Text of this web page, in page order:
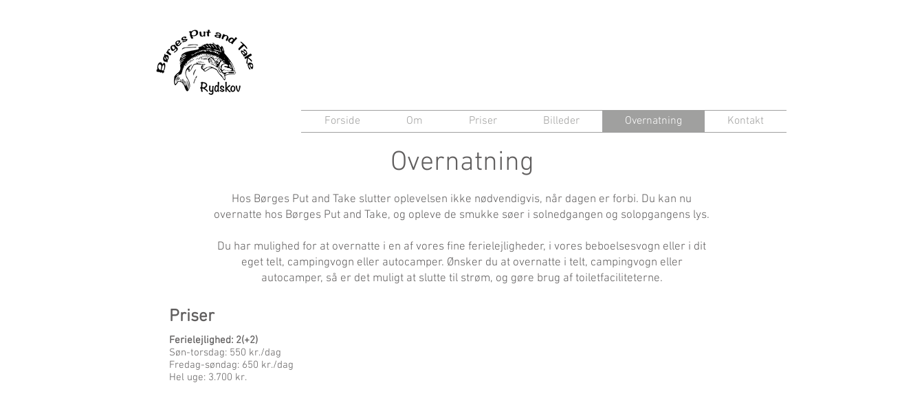
Forside Om Priser Billeder Overnatning Kontakt
Overnatning
Hos Børges Put and Take slutter oplevelsen ikke nødvendigvis, når dagen er forbi. Du kan nu
overnatte hos Børges Put and Take, og opleve de smukke søer i solnedgangen og solopgangens lys.
Du har mulighed for at overnatte i en af vores fine ferielejligheder, i vores beboelsesvogn eller i dit
eget telt, campingvogn eller autocamper. Ønsker du at overnatte i telt, campingvogn eller
autocamper, så er det muligt at slutte til strøm, og gøre brug af toiletfaciliteterne.
Priser
Ferielejlighed: 2(+2)
Søn-torsdag: 550 kr./dag
Fredag-søndag: 650 kr./dag
Hel uge: 3.700 kr.